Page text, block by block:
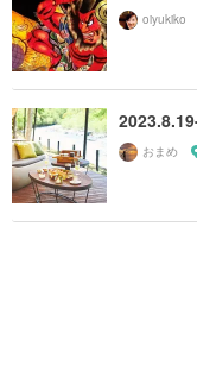
oiyukiko
おまめ